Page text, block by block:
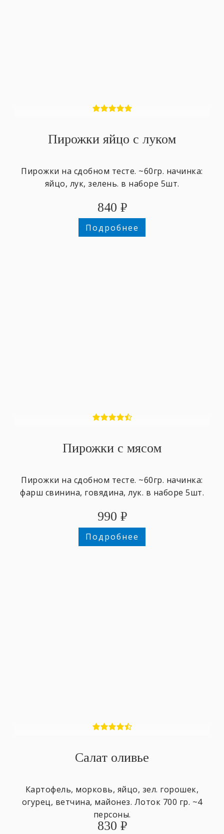
Пирожки яйцо с луком
Пирожки на сдобном тесте. ~60гр. начинка:
яйцо, лук, зелень. в наборе 5шт.
840 ₽
Подробнее
Пирожки с мясом
Пирожки на сдобном тесте. ~60гр. начинка:
фарш свинина, говядина, лук. в наборе 5шт.
990 ₽
Подробнее
Салат оливье
Картофель, морковь, яйцо, зел. горошек,
огурец, ветчина, майонез. Лоток 700 гр. ~4
персоны.
830 ₽